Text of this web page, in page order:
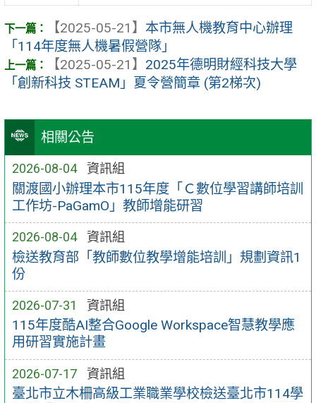
相關公告
2026-08-04 資訊組
關渡國小辦理本市115年度「Ｃ數位學習講師培訓
工作坊-PaGamO」教師增能研習
2026-08-04 資訊組
檢送教育部「教師數位教學增能培訓」規劃資訊1
份
2026-07-31 資訊組
115年度酷AI整合Google Workspace智慧教學應
用研習實施計畫
2026-07-17 資訊組
臺北市立木柵高級工業職業學校檢送臺北市114學
【2025-05-21】 本市無人機教育中心辦理
「114年度無人機暑假營隊」
【2025-05-21】 2025年德明財經科技大學
「創新科技 STEAM」夏令營簡章 (第2梯次)